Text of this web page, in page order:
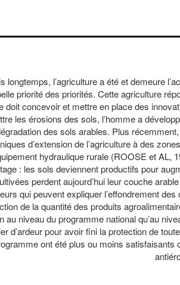
longtemps, l’agriculture a été et demeure
priorité des priorités. Cette agriculture
doit concevoir et mettre en place des
les érosions des sols, l’homme a
des sols arables. Plus
d’extension de l’agriculture à des
hydraulique rurale (ROOSE
: les sols deviennent productifs pour
perdent aujourd’hui leur couche
qui peuvent expliquer l’effondrement
de la quantité des produits
au niveau du programme national qu’au
d’ardeur pour avoir fini la protection de
ont été plus ou moins